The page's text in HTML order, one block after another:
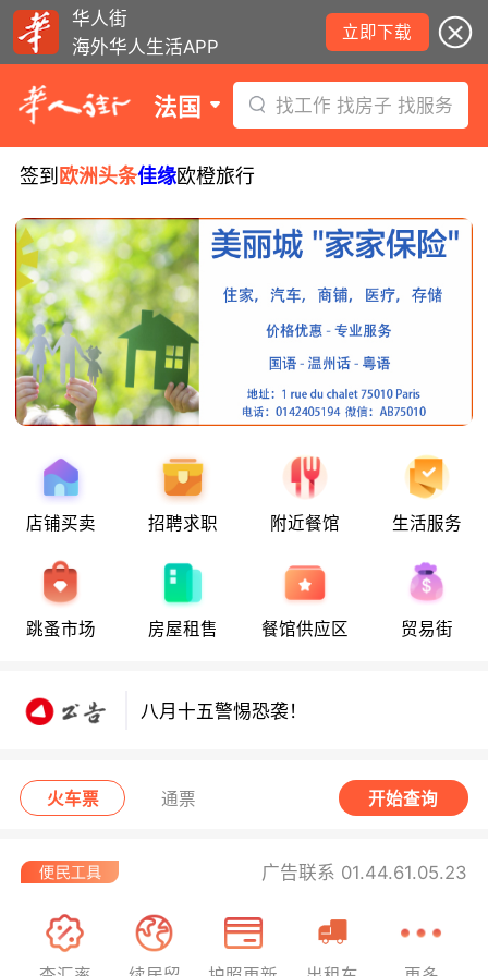
华人街
海外华人生活APP
立即下载
法国 找工作 找房子 找服务
签到 欧洲头条佳缘欧橙旅行
店铺买卖 招聘求职 附近餐馆 生活服务
跳蚤市场 房屋租售 餐馆供应区 贸易街
八月十五警惕恐袭！
八月十五警惕恐袭！
八月十五警惕恐袭！
火车票 通票 开始查询
广告联系 01.44.61.05.23